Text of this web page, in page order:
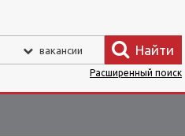
вакансии Найти
Расширенный поиск